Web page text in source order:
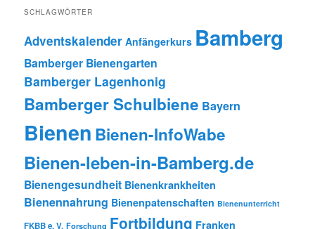
SCHLAGWÖRTER
Adventskalender Anfängerkurs Bamberg
Bamberger Bienengarten
Bamberger Lagenhonig
Bamberger Schulbiene Bayern
Bienen Bienen-InfoWabe
Bienen-leben-in-Bamberg.de
Bienengesundheit Bienenkrankheiten
Bienennahrung Bienenpatenschaften Bienenunterricht
FKBB e. V. Forschung Fortbildung Franken